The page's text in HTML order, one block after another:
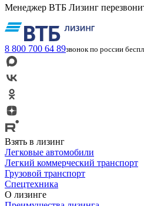
Менеджер ВТБ Лизинг
8 800 700 64 89звонок по россии
Взять в лизинг
Легковые автомобили
Легкий коммерческий транспорт
Грузовой транспорт
Спецтехника
О лизинге